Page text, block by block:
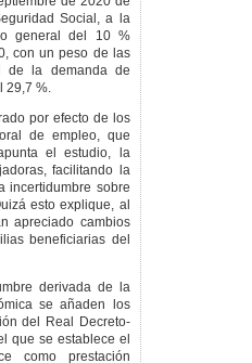
Social, a la
general del 10 %
con un peso de las
de la demanda de
29,7 %.
por efecto de los
de empleo, que
el estudio, la
facilitando la
incertidumbre sobre
esto explique, al
apreciado cambios
beneficiarias del
derivada de la
se añaden los
del Real Decreto-
que se establece el
como prestación